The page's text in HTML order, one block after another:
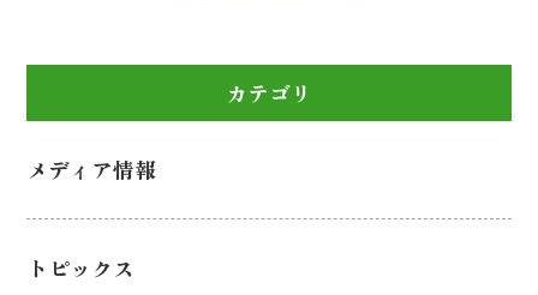
カテゴリ
メディア情報
トピックス